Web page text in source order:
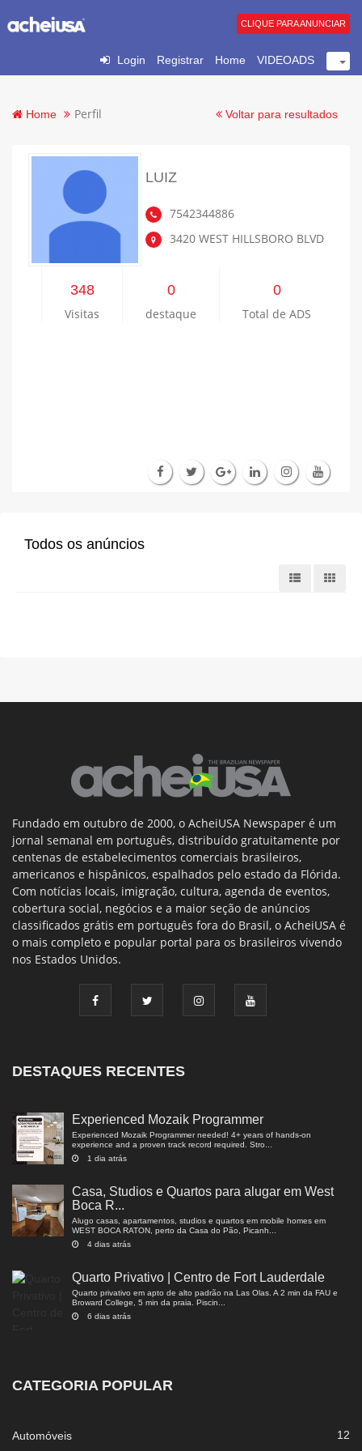
Login Registrar Home VIDEOADS
CLIQUE PARA ANUNCIAR
Home Perfil Voltar para resultados
LUIZ
7542344886
3420 WEST HILLSBORO BLVD
348
Visitas
0
destaque
0
Total de ADS
Todos os anúncios
Fundado em outubro de 2000, o AcheiUSA Newspaper é um
jornal semanal em português, distribuído gratuitamente por
centenas de estabelecimentos comerciais brasileiros,
americanos e hispânicos, espalhados pelo estado da Flórida.
Com notícias locais, imigração, cultura, agenda de eventos,
cobertura social, negócios e a maior seção de anúncios
classificados grátis em português fora do Brasil, o AcheiUSA é
o mais completo e popular portal para os brasileiros vivendo
nos Estados Unidos.
DESTAQUES RECENTES
Experienced Mozaik Programmer
Experienced Mozaik Programmer needed! 4+ years of hands-on
experience and a proven track record required. Stro...
1 dia atrás
Casa, Studios e Quartos para alugar em West
Boca R...
Alugo casas, apartamentos, studios e quartos em mobile homes em
WEST BOCA RATON, perto da Casa do Pão, Picanh...
4 dias atrás
Quarto Privativo | Centro de Fort Lauderdale
Quarto privativo em apto de alto padrão na Las Olas. A 2 min da FAU e
Broward College, 5 min da praia. Piscin...
6 dias atrás
CATEGORIA POPULAR
Automóveis 12